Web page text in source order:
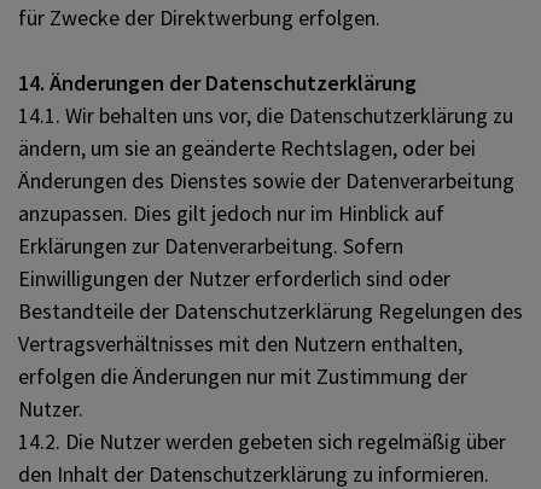
für Zwecke der Direktwerbung erfolgen.
14. Änderungen der Datenschutzerklärung
14.1. Wir behalten uns vor, die Datenschutzerklärung zu
ändern, um sie an geänderte Rechtslagen, oder bei
Änderungen des Dienstes sowie der Datenverarbeitung
anzupassen. Dies gilt jedoch nur im Hinblick auf
Erklärungen zur Datenverarbeitung. Sofern
Einwilligungen der Nutzer erforderlich sind oder
Bestandteile der Datenschutzerklärung Regelungen des
Vertragsverhältnisses mit den Nutzern enthalten,
erfolgen die Änderungen nur mit Zustimmung der
Nutzer.
14.2. Die Nutzer werden gebeten sich regelmäßig über
den Inhalt der Datenschutzerklärung zu informieren.